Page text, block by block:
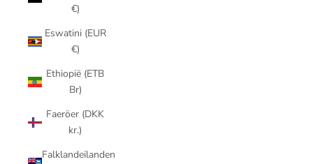
€)
Eswatini (EUR
€)
Ethiopië (ETB
Br)
Faeröer (DKK
kr.)
Falklandeilanden